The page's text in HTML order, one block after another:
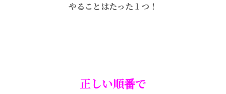
やることはたった１つ！
正しい順番で